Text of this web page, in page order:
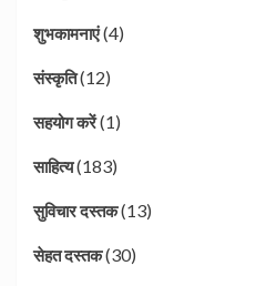
शुभकामनाएं(4)
संस्कृति(12)
सहयोग करें(1)
साहित्य(183)
सुविचार दस्तक(13)
सेहत दस्तक(30)